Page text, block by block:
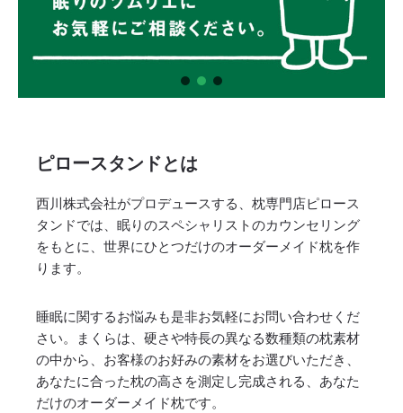
ピロースタンドとは
西川株式会社がプロデュースする、枕専門店ピロース
タンドでは、眠りのスペシャリストのカウンセリング
をもとに、世界にひとつだけのオーダーメイド枕を作
ります。
睡眠に関するお悩みも是非お気軽にお問い合わせくだ
さい。まくらは、硬さや特長の異なる数種類の枕素材
の中から、お客様のお好みの素材をお選びいただき、
あなたに合った枕の高さを測定し完成される、あなた
だけのオーダーメイド枕です。